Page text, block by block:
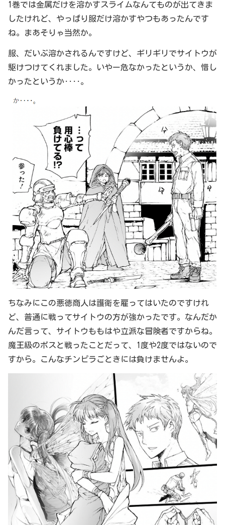
1巻では金属だけを溶かすスライムなんてものが出てきま
したけれど、やっぱり服だけ溶かすやつもあったんです
ね。まあそりゃ当然か。
服、だいぶ溶かされるんですけど、ギリギリでサイトウが
駆けつけてくれました。いやー危なかったというか、惜し
かったというか‥‥。
ちなみにこの悪徳商人は護衛を雇ってはいたのですけれ
ど、普通に戦ってサイトウの方が強かったです。なんだか
んだ言って、サイトウももはや立派な冒険者ですからね。
魔王級のボスと戦ったことだって、1度や2度ではないので
すから。こんなチンピラごときには負けませんよ。